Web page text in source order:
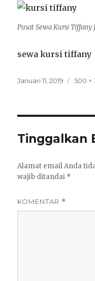
Pusat Sewa Kursi Tiffany
sewa kursi tiffany
Posted
Januari 11, 2019
Full
500 ×
Tinggalkan
Alamat email Anda
wajib ditandai *
KOMENTAR *